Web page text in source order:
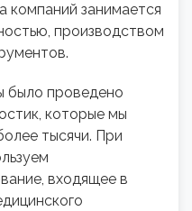
компаний занимается
производством
было проведено
которые мы
тысячи. При
входящее в